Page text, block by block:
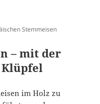
Stemmeisen
– mit der
im Holz zu